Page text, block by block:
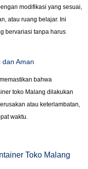
modifikasi yang sesuai,
atau ruang belajar. Ini
bervariasi tanpa harus
dan Aman
bahwa
toko Malang dilakukan
atau keterlambatan,
waktu.
Toko Malang